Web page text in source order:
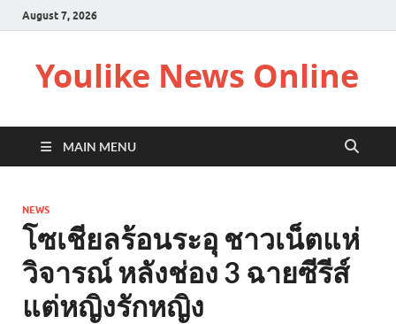
August 7, 2026
Youlike News Online
MAIN MENU
NEWS
โซเชียลร้อนระอุ ชาวเน็ตแห่
วิจารณ์ หลังช่อง 3 ฉายซีรีส์
แต่หญิงรักหญิง